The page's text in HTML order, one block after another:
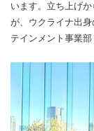
います。立ち上げ
が、ウクライナ出
テインメント事業